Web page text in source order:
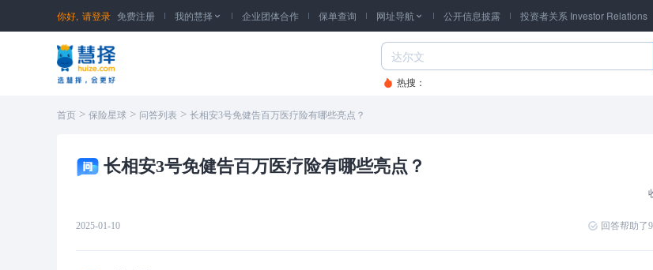
你好, 请登录 免费注册 我的慧择  企业团体合作 保单查询 网址导航  公开信息披露 投资者关系 Investor Relations
热搜：
首页 > 保险星球 > 问答列表 > 长相安3号免健告百万医疗险有哪些亮点？
长相安3号免健告百万医疗险有哪些亮点？
2025-01-10 回答帮助了